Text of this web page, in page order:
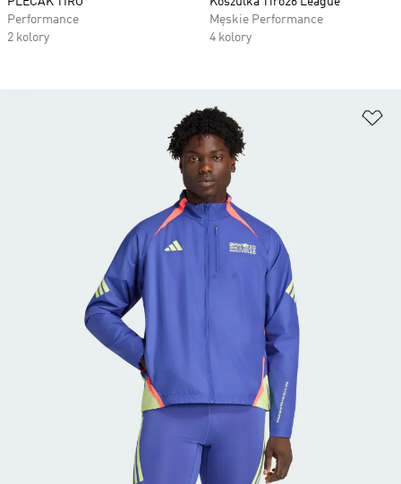
Performance
2 kolory
Męskie Performance
4 kolory